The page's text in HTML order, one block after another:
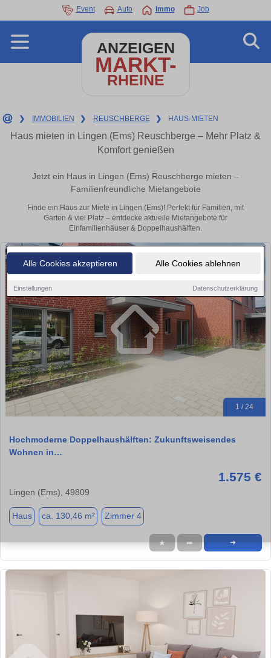
Alle Cookies akzeptieren Alle Cookies ablehnen
Einstellungen Datenschutzerklärung
Event Auto Immo Job
ANZEIGEN
MARKT-
RHEINE
❯ IMMOBILIEN ❯ REUSCHBERGE ❯ HAUS-MIETEN
Haus mieten in Lingen (Ems) Reuschberge – Mehr Platz &
Komfort genießen
Jetzt ein Haus in Lingen (Ems) Reuschberge mieten –
Familienfreundliche Mietangebote
Finde ein Haus zur Miete in Lingen (Ems)! Perfekt für Familien, mit
Garten & viel Platz – entdecke aktuelle Mietangebote für
Einfamilienhäuser & Doppelhaushälften.
1 / 24
Hochmoderne Doppelhaushälften: Zukunftsweisendes
Wohnen in…
1.575 €
Lingen (Ems), 49809
Haus ca. 130,46 m² Zimmer 4
★ ➦ ➜